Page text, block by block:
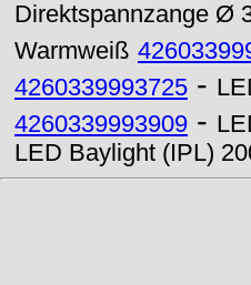
Direktspannzange Ø
Warmweiß
4260339993725 -
4260339993909 -
LED Baylight (IPL)